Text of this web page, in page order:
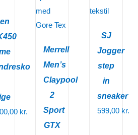
kr.
Merrell
Men’s
Claypool
2
Sport
GTX
SJ
Jogger
step
in
sneaker
599,00 kr.